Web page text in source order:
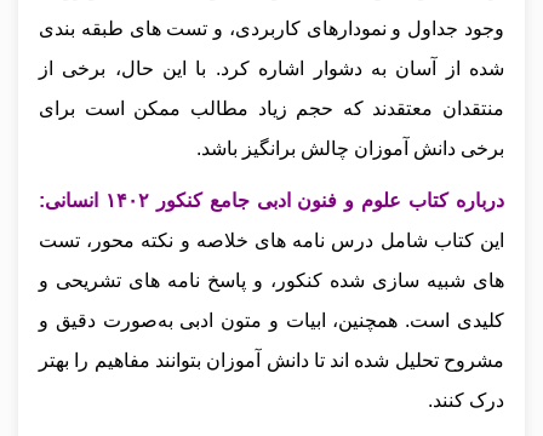
وجود جداول و نمودارهای کاربردی، و تست‌ های طبقه‌ بندی‌
شده از آسان به دشوار اشاره کرد. با این حال، برخی از
منتقدان معتقدند که حجم زیاد مطالب ممکن است برای
برخی دانش‌ آموزان چالش‌ برانگیز باشد.
درباره کتاب علوم و فنون ادبی جامع کنکور ۱۴۰۲ انسانی:
این کتاب شامل درس‌ نامه‌ های خلاصه و نکته‌ محور، تست‌
های شبیه‌ سازی‌ شده کنکور، و پاسخ‌ نامه‌ های تشریحی و
کلیدی است. همچنین، ابیات و متون ادبی به‌صورت دقیق و
مشروح تحلیل شده‌ اند تا دانش‌ آموزان بتوانند مفاهیم را بهتر
درک کنند.